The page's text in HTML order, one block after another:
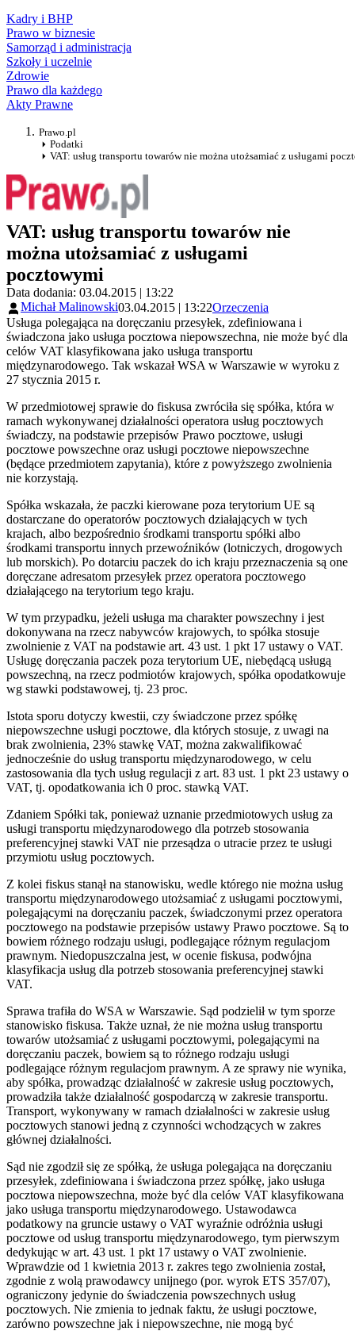
Kadry i BHP
Prawo w biznesie
Samorząd i administracja
Szkoły i uczelnie
Zdrowie
Prawo dla każdego
Akty Prawne
Prawo.pl
Podatki
VAT: usług transportu towarów nie można utożsamiać z usługami
VAT: usług transportu towarów nie
można utożsamiać z usługami
pocztowymi
Data dodania: 03.04.2015 | 13:22
Michał Malinowski03.04.2015 | 13:22Orzeczenia
Usługa polegająca na doręczaniu przesyłek, zdefiniowana i
świadczona jako usługa pocztowa niepowszechna, nie może być dla
celów VAT klasyfikowana jako usługa transportu
międzynarodowego. Tak wskazał WSA w Warszawie w wyroku z
27 stycznia 2015 r.
W przedmiotowej sprawie do fiskusa zwróciła się spółka, która w
ramach wykonywanej działalności operatora usług pocztowych
świadczy, na podstawie przepisów Prawo pocztowe, usługi
pocztowe powszechne oraz usługi pocztowe niepowszechne
(będące przedmiotem zapytania), które z powyższego zwolnienia
nie korzystają.
Spółka wskazała, że paczki kierowane poza terytorium UE są
dostarczane do operatorów pocztowych działających w tych
krajach, albo bezpośrednio środkami transportu spółki albo
środkami transportu innych przewoźników (lotniczych, drogowych
lub morskich). Po dotarciu paczek do ich kraju przeznaczenia są one
doręczane adresatom przesyłek przez operatora pocztowego
działającego na terytorium tego kraju.
W tym przypadku, jeżeli usługa ma charakter powszechny i jest
dokonywana na rzecz nabywców krajowych, to spółka stosuje
zwolnienie z VAT na podstawie art. 43 ust. 1 pkt 17 ustawy o VAT.
Usługę doręczania paczek poza terytorium UE, niebędącą usługą
powszechną, na rzecz podmiotów krajowych, spółka opodatkowuje
wg stawki podstawowej, tj. 23 proc.
Istota sporu dotyczy kwestii, czy świadczone przez spółkę
niepowszechne usługi pocztowe, dla których stosuje, z uwagi na
brak zwolnienia, 23% stawkę VAT, można zakwalifikować
jednocześnie do usług transportu międzynarodowego, w celu
zastosowania dla tych usług regulacji z art. 83 ust. 1 pkt 23 ustawy o
VAT, tj. opodatkowania ich 0 proc. stawką VAT.
Zdaniem Spółki tak, ponieważ uznanie przedmiotowych usług za
usługi transportu międzynarodowego dla potrzeb stosowania
preferencyjnej stawki VAT nie przesądza o utracie przez te usługi
przymiotu usług pocztowych.
Z kolei fiskus stanął na stanowisku, wedle którego nie można usług
transportu międzynarodowego utożsamiać z usługami pocztowymi,
polegającymi na doręczaniu paczek, świadczonymi przez operatora
pocztowego na podstawie przepisów ustawy Prawo pocztowe. Są to
bowiem różnego rodzaju usługi, podlegające różnym regulacjom
prawnym. Niedopuszczalna jest, w ocenie fiskusa, podwójna
klasyfikacja usług dla potrzeb stosowania preferencyjnej stawki
VAT.
Sprawa trafiła do WSA w Warszawie. Sąd podzielił w tym sporze
stanowisko fiskusa. Także uznał, że nie można usług transportu
towarów utożsamiać z usługami pocztowymi, polegającymi na
doręczaniu paczek, bowiem są to różnego rodzaju usługi
podlegające różnym regulacjom prawnym. A ze sprawy nie wynika,
aby spółka, prowadząc działalność w zakresie usług pocztowych,
prowadziła także działalność gospodarczą w zakresie transportu.
Transport, wykonywany w ramach działalności w zakresie usług
pocztowych stanowi jedną z czynności wchodzących w zakres
głównej działalności.
Sąd nie zgodził się ze spółką, że usługa polegająca na doręczaniu
przesyłek, zdefiniowana i świadczona przez spółkę, jako usługa
pocztowa niepowszechna, może być dla celów VAT klasyfikowana
jako usługa transportu międzynarodowego. Ustawodawca
podatkowy na gruncie ustawy o VAT wyraźnie odróżnia usługi
pocztowe od usług transportu międzynarodowego, tym pierwszym
dedykując w art. 43 ust. 1 pkt 17 ustawy o VAT zwolnienie.
Wprawdzie od 1 kwietnia 2013 r. zakres tego zwolnienia został,
zgodnie z wolą prawodawcy unijnego (por. wyrok ETS 357/07),
ograniczony jedynie do świadczenia powszechnych usług
pocztowych. Nie zmienia to jednak faktu, że usługi pocztowe,
zarówno powszechne jak i niepowszechne, nie mogą być